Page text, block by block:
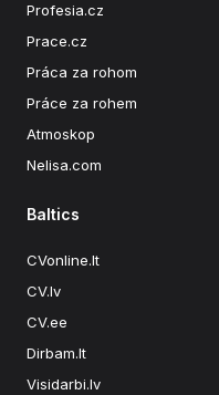
Profesia.cz
Prace.cz
Práca za rohom
Práce za rohem
Atmoskop
Nelisa.com
Baltics
CVonline.lt
CV.lv
CV.ee
Dirbam.lt
Visidarbi.lv